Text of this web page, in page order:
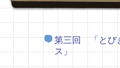
第三回 「とび
ス」